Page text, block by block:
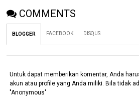
COMMENTS
BLOGGER FACEBOOK DISQUS
Untuk dapat memberikan komentar, Anda
akun atau profile yang Anda miliki. Bila tidak
"Anonymous"